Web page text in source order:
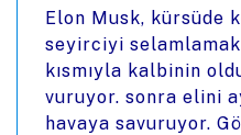
Elon Musk, kürsüde
seyirciyi
kısmıyla kalbinin
vuruyor. sonra elini
havaya savuruyor.